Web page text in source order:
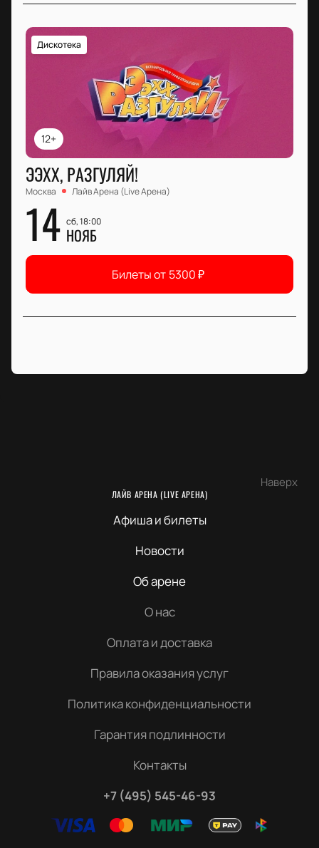
12+
Дискотека
ЭЭХХ, РАЗГУЛЯЙ!
Москва Лайв Арена (Live Арена)
14 сб, 18:00
НОЯБ
Билеты от 5300₽
Наверх
ЛАЙВ АРЕНА (LIVE АРЕНА)
Афиша и билеты
Новости
Об арене
О нас
Оплата и доставка
Правила оказания услуг
Политика конфиденциальности
Гарантия подлинности
Контакты
+7 (495) 545-46-93